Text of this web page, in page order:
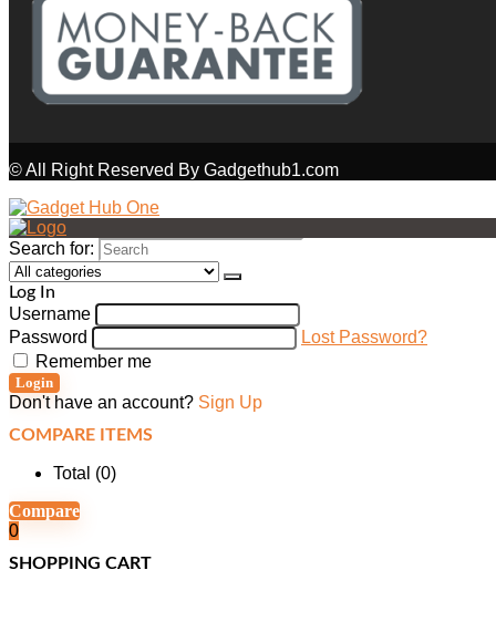
© All Right Reserved By Gadgethub1.com
Search for:
Log In
Username
Password
Lost Password?
Remember me
Login
Don't have an account? Sign Up
COMPARE ITEMS
Total (0)
Compare
0
SHOPPING CART